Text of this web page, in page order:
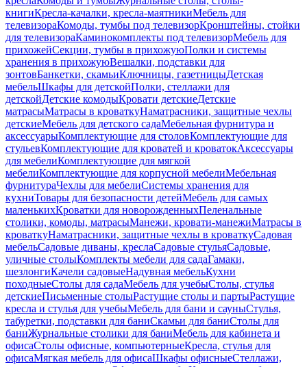
книгиКресла-качалки, кресла-маятникиМебель для
телевизораКомоды, тумбы под телевизорКронштейны, стойки
для телевизораКаминокомплекты под телевизорМебель для
прихожейСекции, тумбы в прихожуюПолки и системы
хранения в прихожуюВешалки, подставки для
зонтовБанкетки, скамьиКлючницы, газетницыДетская
мебельШкафы для детскойПолки, стеллажи для
детскойДетские комодыКровати детскиеДетские
матрасыМатрасы в кроваткуНаматрасники, защитные чехлы
детскиеМебель для детского садаМебельная фурнитура и
аксессуарыКомплектующие для столовКомплектующие для
стульевКомплектующие для кроватей и кроватокАксессуары
для мебелиКомплектующие для мягкой
мебелиКомплектующие для корпусной мебелиМебельная
фурнитураЧехлы для мебелиСистемы хранения для
кухниТовары для безопасности детейМебель для самых
маленькихКроватки для новорожденныхПеленальные
столики, комоды, матрасыМанежи, кровати-манежиМатрасы в
кроваткуНаматрасники, защитные чехлы в кроваткуСадовая
мебельСадовые диваны, креслаСадовые стульяСадовые,
уличные столыКомплекты мебели для садаГамаки,
шезлонгиКачели садовыеНадувная мебельКухни
походныеСтолы для садаМебель для учебыСтолы, стулья
детскиеПисьменные столыРастущие столы и партыРастущие
кресла и стулья для учебыМебель для бани и сауныСтулья,
табуретки, подставки для баниСкамьи для баниСтолы для
баниЖурнальные столики для баниМебель для кабинета и
офисаСтолы офисные, компьютерныеКресла, стулья для
офисаМягкая мебель для офисаШкафы офисныеСтеллажи,